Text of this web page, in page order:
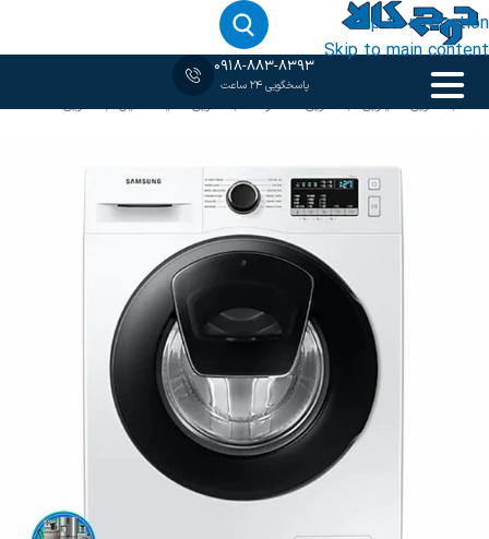
Skip to navigation
Skip to main content
0918-883-8393
پاسخگویی 24 ساعت
خانه‹لباسشویی 9 کیلویی /لباسشویی سامسونگ/لباسشویی سفید/ماشین لباسشویی